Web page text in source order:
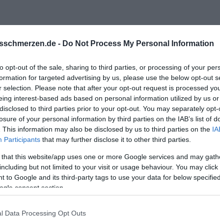
- Do Not Process My Personal Information
opt-out of the sale, sharing to third parties, or processing of your
for targeted advertising by us, please use the below opt-out
selection. Please note that after your opt-out request is processed
interest-based ads based on personal information utilized by us
to third parties prior to your opt-out. You may separately
of your personal information by third parties on the IAB’s list of
This information may also be disclosed by us to third parties on the
Participants that may further disclose it to other third parties.
that this website/app uses one or more Google services and may
but not limited to your visit or usage behaviour. You may
to Google and its third-party tags to use your data for below
consent section.
Data Processing Opt Outs
du quasi im Entzug bist, der durch die intermittierende
ist. Das ist als süchtigmachender Effekt ganz gut
weshalb du bei diesem Mann angebissen hast und nicht
dein Sehnen nach diesem Mann trennen von einer
gezogen hast bzw. ziehen wolltest.
für euch beide wichtig war und es für dich
erscheint alles sinnlos. Mir fällt dazu, als krasses
ich mich richtig erinnere) ausgelöscht wurde. Das